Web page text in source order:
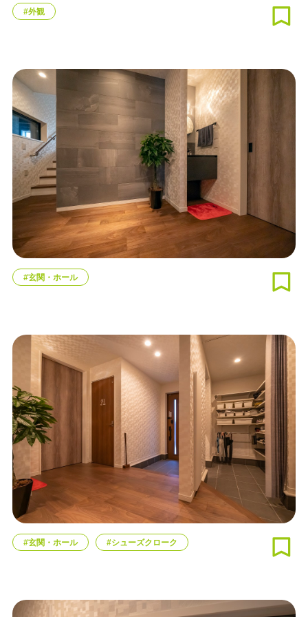
#外観
#玄関・ホール
#玄関・ホール #シューズクローク